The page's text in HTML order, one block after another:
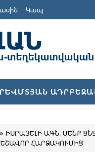
Կապ
» ԻՍՐԱՅԵԼԻ ԱԳՆ. ՄԵՆՔ
ՀԱՐՁԱԿՈՒՄԻՑ